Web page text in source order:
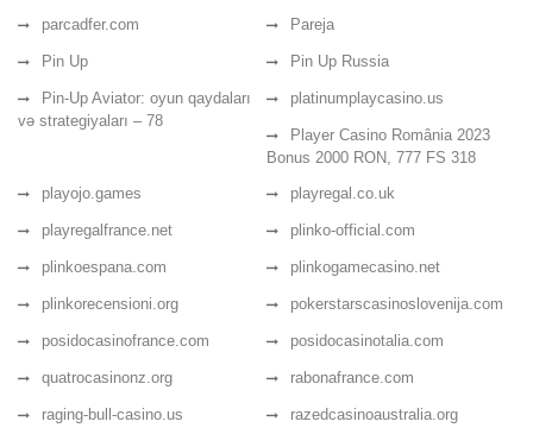
parcadfer.com Pareja
Pin Up Pin Up Russia
Pin-Up Aviator: oyun qaydaları
və strategiyaları – 78
platinumplaycasino.us
Player Casino România 2023
Bonus 2000 RON, 777 FS 318
playojo.games
playregal.co.uk
playregalfrance.net plinko-official.com
plinkoespana.com plinkogamecasino.net
plinkorecensioni.org pokerstarscasinoslovenija.com
posidocasinofrance.com posidocasinotalia.com
quatrocasinonz.org rabonafrance.com
raging-bull-casino.us razedcasinoaustralia.org